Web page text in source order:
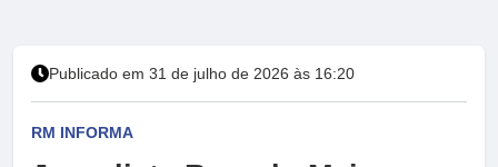
Publicado em 31 de julho de 2026 às 16:20
RM INFORMA